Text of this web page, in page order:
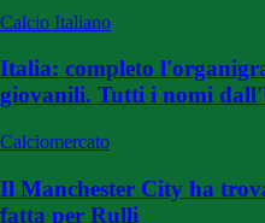
Calcio Italiano
Italia: completo
giovanili. Tutti i nomi
Calciomercato
Il Manchester City ha
fatta per Rulli